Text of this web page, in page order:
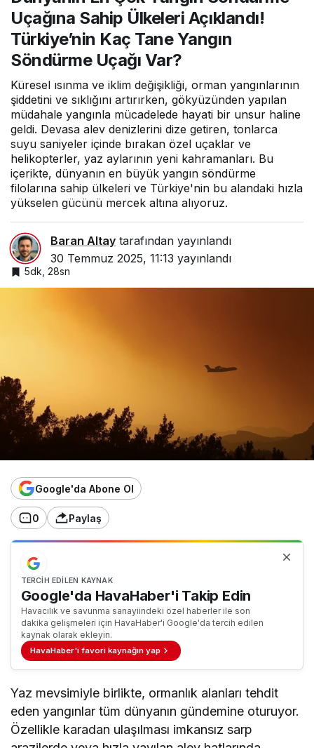
Kaç Tane Yangın Söndürme
Uçağı Var?
Uçağına Sahip Ülkeleri Açıklandı!
Türkiye’nin Kaç Tane Yangın
Söndürme Uçağı Var?
Küresel ısınma ve iklim değişikliği, orman yangınlarının
şiddetini ve sıklığını artırırken, gökyüzünden yapılan
müdahale yangınla mücadelede hayati bir unsur haline
geldi. Devasa alev denizlerini dize getiren, tonlarca
suyu saniyeler içinde bırakan özel uçaklar ve
helikopterler, yaz aylarının yeni kahramanları. Bu
içerikte, dünyanın en büyük yangın söndürme
filolarına sahip ülkeleri ve Türkiye'nin bu alandaki hızla
yükselen gücünü mercek altına alıyoruz.
Baran Altay tarafından yayınlandı
30 Temmuz 2025, 11:13 yayınlandı
5dk, 28sn
Google'da Abone Ol
0 Paylaş
TERCIH EDILEN KAYNAK
Google'da HavaHaber'i Takip Edin
Havacılık ve savunma sanayiindeki özel haberler ile son
dakika gelişmeleri için HavaHaber'i Google'da tercih edilen
kaynak olarak ekleyin.
HavaHaber'i favori kaynağın yap
Yaz mevsimiyle birlikte, ormanlık alanları tehdit
eden yangınlar tüm dünyanın gündemine oturuyor.
Özellikle karadan ulaşılması imkansız sarp